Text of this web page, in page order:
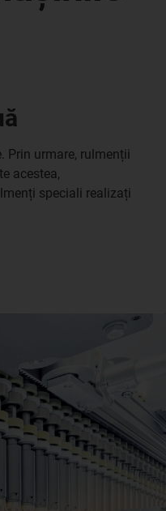
Prin urmare, rulmenții
acestea,
speciali realizați